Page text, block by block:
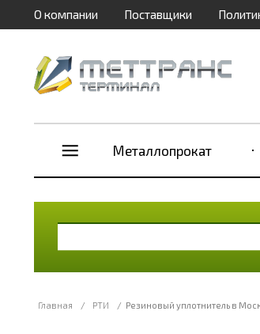
О компании Поставщики
Металлопрокат
Главная / РТИ / Резиновый уплотнитель в